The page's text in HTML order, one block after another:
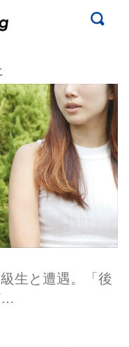
生と遭遇。「後
…